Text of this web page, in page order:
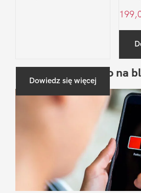
Dowiedz się więcej
Pierwszy
Sidebar
Ostatnio na